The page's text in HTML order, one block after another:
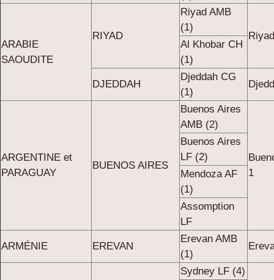
ARABIE
SAOUDITE
RIYAD
Riyad AMB
(1)
Al Khobar CH
(1)
DJEDDAH
Djeddah CG
(1)
ARGENTINE et
PARAGUAY
BUENOS AIRES
Buenos Aires
AMB (2)
1
Buenos Aires
LF (2)
Mendoza AF
(1)
Assomption
LF
ARMÉNIE EREVAN
Erevan AMB
(1)
Sydney LF (4)